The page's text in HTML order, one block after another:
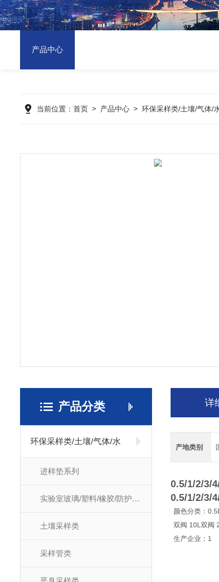
产品中心
当前位置： 首页> 产品中心> 环保采样类/土壤/气体/
产品分类
环保采样类/土壤/气体/水
进样垫系列
实验室玻璃/塑料/橡胶/防护耗材
土壤采样类
采样管类
详
产地类别
0.5/1/2/3/
0.5/1/2/3/
颜色分类：
双阀 10L双阀
生产企业：1